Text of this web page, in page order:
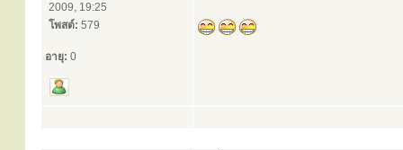
2009, 19:25
โพสต์: 579
อายุ: 0